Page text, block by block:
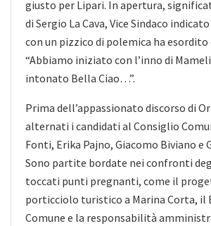
giusto per Lipari. In apertura,
di Sergio La Cava, Vice Sindaco
con un pizzico di polemica ha esordito
“Abbiamo iniziato con l’inno di
intonato Bella Ciao…”.
Prima dell’appassionato discorso di
alternati i candidati al Consiglio
Fonti, Erika Pajno, Giacomo Biviano e
Sono partite bordate nei confronti
toccati punti pregnanti, come il
porticciolo turistico a Marina Corta, il
Comune e la responsabilità